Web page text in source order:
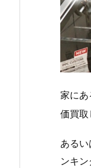
家にあ
価買取
ある
ンキン